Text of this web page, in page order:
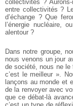
collectivités ?
entre collectivités ?
d’échange ? Que
l’énergie nucléaire,
alentour ?
Dans notre groupe,
nous venons un jour
de société, nous ne le
c’est le meilleur ».
lançons au monde et
de la renvoyer avec
que ce débat-là